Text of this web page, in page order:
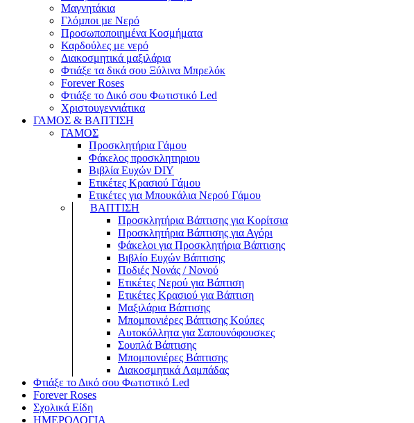
Μαγνητάκια
Γλόµποι µε Νερό
Προσωποποιημένα Κοσμήματα
Καρδούλες με νερό
Διακοσμητικά μαξιλάρια
Φτιάξε τα δικά σου Ξύλινα Μπρελόκ
Forever Roses
Φτιάξε το Δικό σου Φωτιστικό Led
Χριστουγεννιάτικα
ΓΑΜΟΣ & ΒΑΠΤΙΣΗ
ΓΑΜΟΣ
Προσκλητήρια Γάμου
Φάκελος προσκλητηριου
Βιβλία Ευχών DIY
Ετικέτες Κρασιού Γάμου
Ετικέτες για Μπουκάλια Νερού Γάμου
ΒΑΠΤΙΣΗ
Προσκλητήρια Βάπτισης για Κορίτσια
Προσκλητήρια Βάπτισης για Αγόρι
Φάκελοι για Προσκλητήρια Βάπτισης
Βιβλίο Ευχών Βάπτισης
Ποδιές Νονάς / Νονού
Ετικέτες Νερού για Βάπτιση
Ετικέτες Κρασιού για Βάπτιση
Μαξιλάρια Βάπτισης
Μπομπονιέρες Βάπτισης Κούπες
Αυτοκόλλητα για Σαπουνόφουσκες
Σουπλά Βάπτισης
Μπομπονιέρες Βάπτισης
Διακοσμητικά Λαμπάδας
Φτιάξε το Δικό σου Φωτιστικό Led
Forever Roses
Σχολικά Είδη
ΗΜΕΡΟΛΟΓΙΑ